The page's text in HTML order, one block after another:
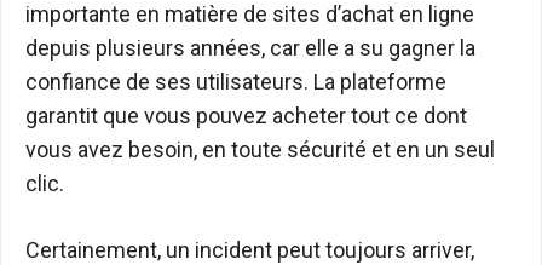
importante en matière de sites d’achat en ligne
depuis plusieurs années, car elle a su gagner la
confiance de ses utilisateurs. La plateforme
garantit que vous pouvez acheter tout ce dont
vous avez besoin, en toute sécurité et en un seul
clic.
Certainement, un incident peut toujours arriver,